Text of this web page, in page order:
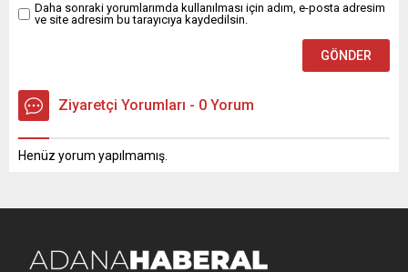
Daha sonraki yorumlarımda kullanılması için adım, e-posta adresim
ve site adresim bu tarayıcıya kaydedilsin.
Ziyaretçi Yorumları - 0 Yorum
Henüz yorum yapılmamış.